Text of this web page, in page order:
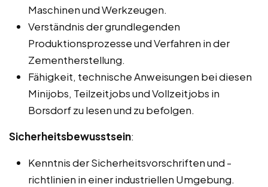
Maschinen und Werkzeugen.
Verständnis der grundlegenden
Produktionsprozesse und Verfahren in der
Zementherstellung.
Fähigkeit, technische Anweisungen bei diesen
Minijobs, Teilzeitjobs und Vollzeitjobs in
Borsdorf zu lesen und zu befolgen.
Sicherheitsbewusstsein:
Kenntnis der Sicherheitsvorschriften und -
richtlinien in einer industriellen Umgebung.